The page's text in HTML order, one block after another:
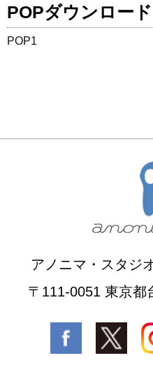
POPダウンロード
POP1
アノニマ・スタジ
〒111-0051 東京都